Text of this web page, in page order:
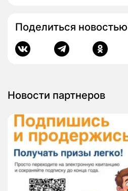
Поделиться
Новости партнеров